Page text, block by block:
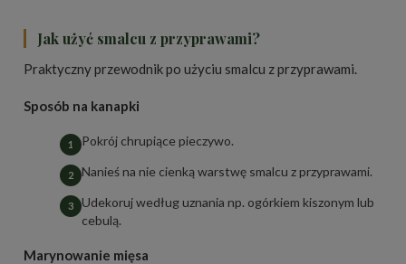
Jak użyć smalcu z przyprawami?
Praktyczny przewodnik po użyciu smalcu z przyprawami.
Sposób na kanapki
Pokrój chrupiące pieczywo.
Nanieś na nie cienką warstwę smalcu z przyprawami.
Udekoruj według uznania np. ogórkiem kiszonym lub
cebulą.
Marynowanie mięsa